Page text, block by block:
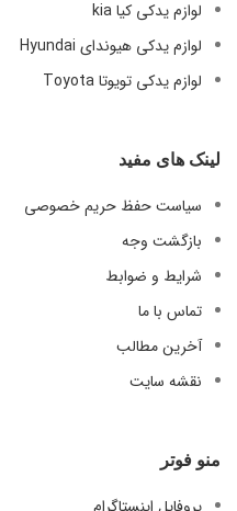
لوازم یدکی کیا kia
لوازم یدکی هیوندای Hyundai
لوازم یدکی تویوتا Toyota
لینک های مفید
سیاست حفظ حریم خصوصی
بازگشت وجه
شرایط و ضوابط
تماس با ما
آخرین مطالب
نقشه سایت
منو فوتر